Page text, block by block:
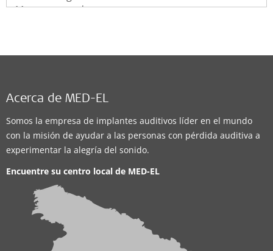
Acerca de MED-EL
Somos la empresa de implantes auditivos líder en el mundo
con la misión de ayudar a las personas con pérdida auditiva a
experimentar la alegría del sonido.
Encuentre su centro local de MED-EL